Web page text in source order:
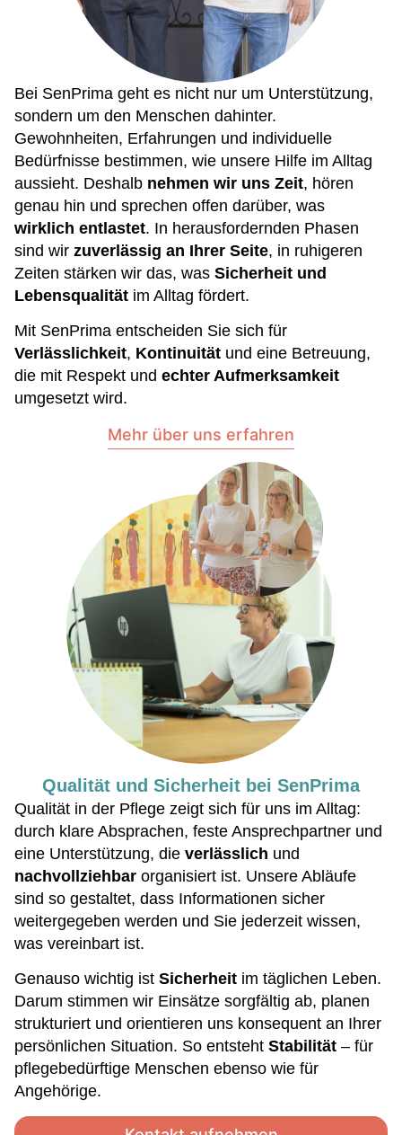
Bei SenPrima geht es nicht nur um Unterstützung,
sondern um den Menschen dahinter.
Gewohnheiten, Erfahrungen und individuelle
Bedürfnisse bestimmen, wie unsere Hilfe im Alltag
aussieht. Deshalb nehmen wir uns Zeit, hören
genau hin und sprechen offen darüber, was
wirklich entlastet. In herausfordernden Phasen
sind wir zuverlässig an Ihrer Seite, in ruhigeren
Zeiten stärken wir das, was Sicherheit und
Lebensqualität im Alltag fördert.
Mit SenPrima entscheiden Sie sich für
Verlässlichkeit, Kontinuität und eine Betreuung,
die mit Respekt und echter Aufmerksamkeit
umgesetzt wird.
Mehr über uns erfahren
Qualität und Sicherheit bei SenPrima
Qualität in der Pflege zeigt sich für uns im Alltag:
durch klare Absprachen, feste Ansprechpartner und
eine Unterstützung, die verlässlich und
nachvollziehbar organisiert ist. Unsere Abläufe
sind so gestaltet, dass Informationen sicher
weitergegeben werden und Sie jederzeit wissen,
was vereinbart ist.
Genauso wichtig ist Sicherheit im täglichen Leben.
Darum stimmen wir Einsätze sorgfältig ab, planen
strukturiert und orientieren uns konsequent an Ihrer
persönlichen Situation. So entsteht Stabilität – für
pflegebedürftige Menschen ebenso wie für
Angehörige.